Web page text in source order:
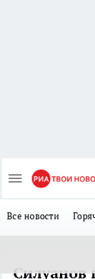
Все новости
Силуанов